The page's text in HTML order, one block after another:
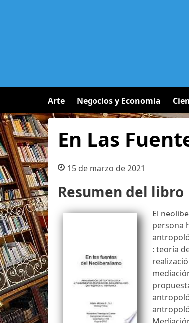
Arte Negocios y Economia
En Las
15 de marzo de 2021
Resumen del libro
El
persona
: teoría